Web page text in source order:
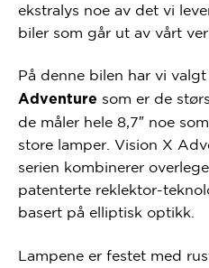
ekstralys noe av det vi
biler som går ut av vårt
På denne bilen har vi valgt
Adventure som er de
de måler hele 8,7″ noe
store lamper. Vision X
serien kombinerer
patenterte reklektor-
basert på elliptisk optikk.
Lampene er festet med